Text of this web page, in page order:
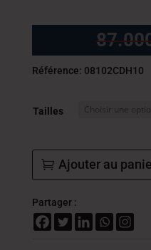
Référence: 08102CDH10
Tailles
Ajouter au
Partager :